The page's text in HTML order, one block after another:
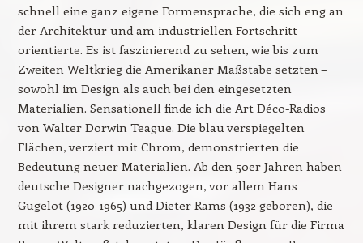
schnell eine ganz eigene Formensprache, die sich eng an
der Architektur und am industriellen Fortschritt
orientierte. Es ist faszinierend zu sehen, wie bis zum
Zweiten Weltkrieg die Amerikaner Maßstäbe setzten –
sowohl im Design als auch bei den eingesetzten
Materialien. Sensationell finde ich die Art Déco-Radios
von Walter Dorwin Teague. Die blau verspiegelten
Flächen, verziert mit Chrom, demonstrierten die
Bedeutung neuer Materialien. Ab den 50er Jahren haben
deutsche Designer nachgezogen, vor allem Hans
Gugelot (1920-1965) und Dieter Rams (1932 geboren), die
mit ihrem stark reduzierten, klaren Design für die Firma